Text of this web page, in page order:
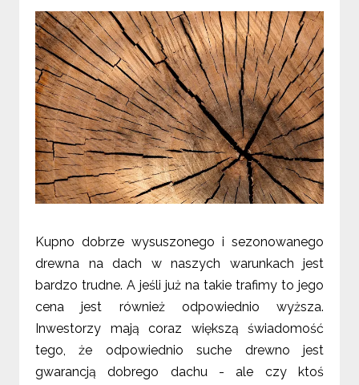
Kupno dobrze wysuszonego i sezonowanego
drewna na dach w naszych warunkach jest
bardzo trudne. A jeśli już na takie trafimy to jego
cena jest również odpowiednio wyższa.
Inwestorzy mają coraz większą świadomość
tego, że odpowiednio suche drewno jest
gwarancją dobrego dachu - ale czy ktoś